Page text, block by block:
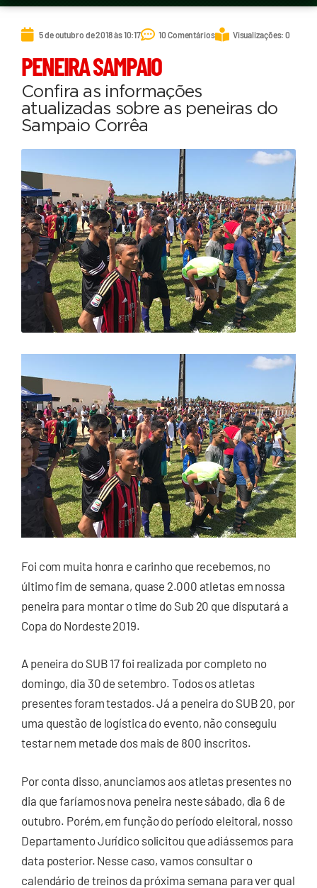
5 de outubro de 2018 às 10:17 10 Comentários Visualizações: 0
PENEIRA SAMPAIO
Confira as informações
atualizadas sobre as peneiras do
Sampaio Corrêa
Foi com muita honra e carinho que recebemos, no
último fim de semana, quase 2.000 atletas em nossa
peneira para montar o time do Sub 20 que disputará a
Copa do Nordeste 2019.
A peneira do SUB 17 foi realizada por completo no
domingo, dia 30 de setembro. Todos os atletas
presentes foram testados. Já a peneira do SUB 20, por
uma questão de logística do evento, não conseguiu
testar nem metade dos mais de 800 inscritos.
Por conta disso, anunciamos aos atletas presentes no
dia que faríamos nova peneira neste sábado, dia 6 de
outubro. Porém, em função do período eleitoral, nosso
Departamento Jurídico solicitou que adiássemos para
data posterior. Nesse caso, vamos consultar o
calendário de treinos da próxima semana para ver qual